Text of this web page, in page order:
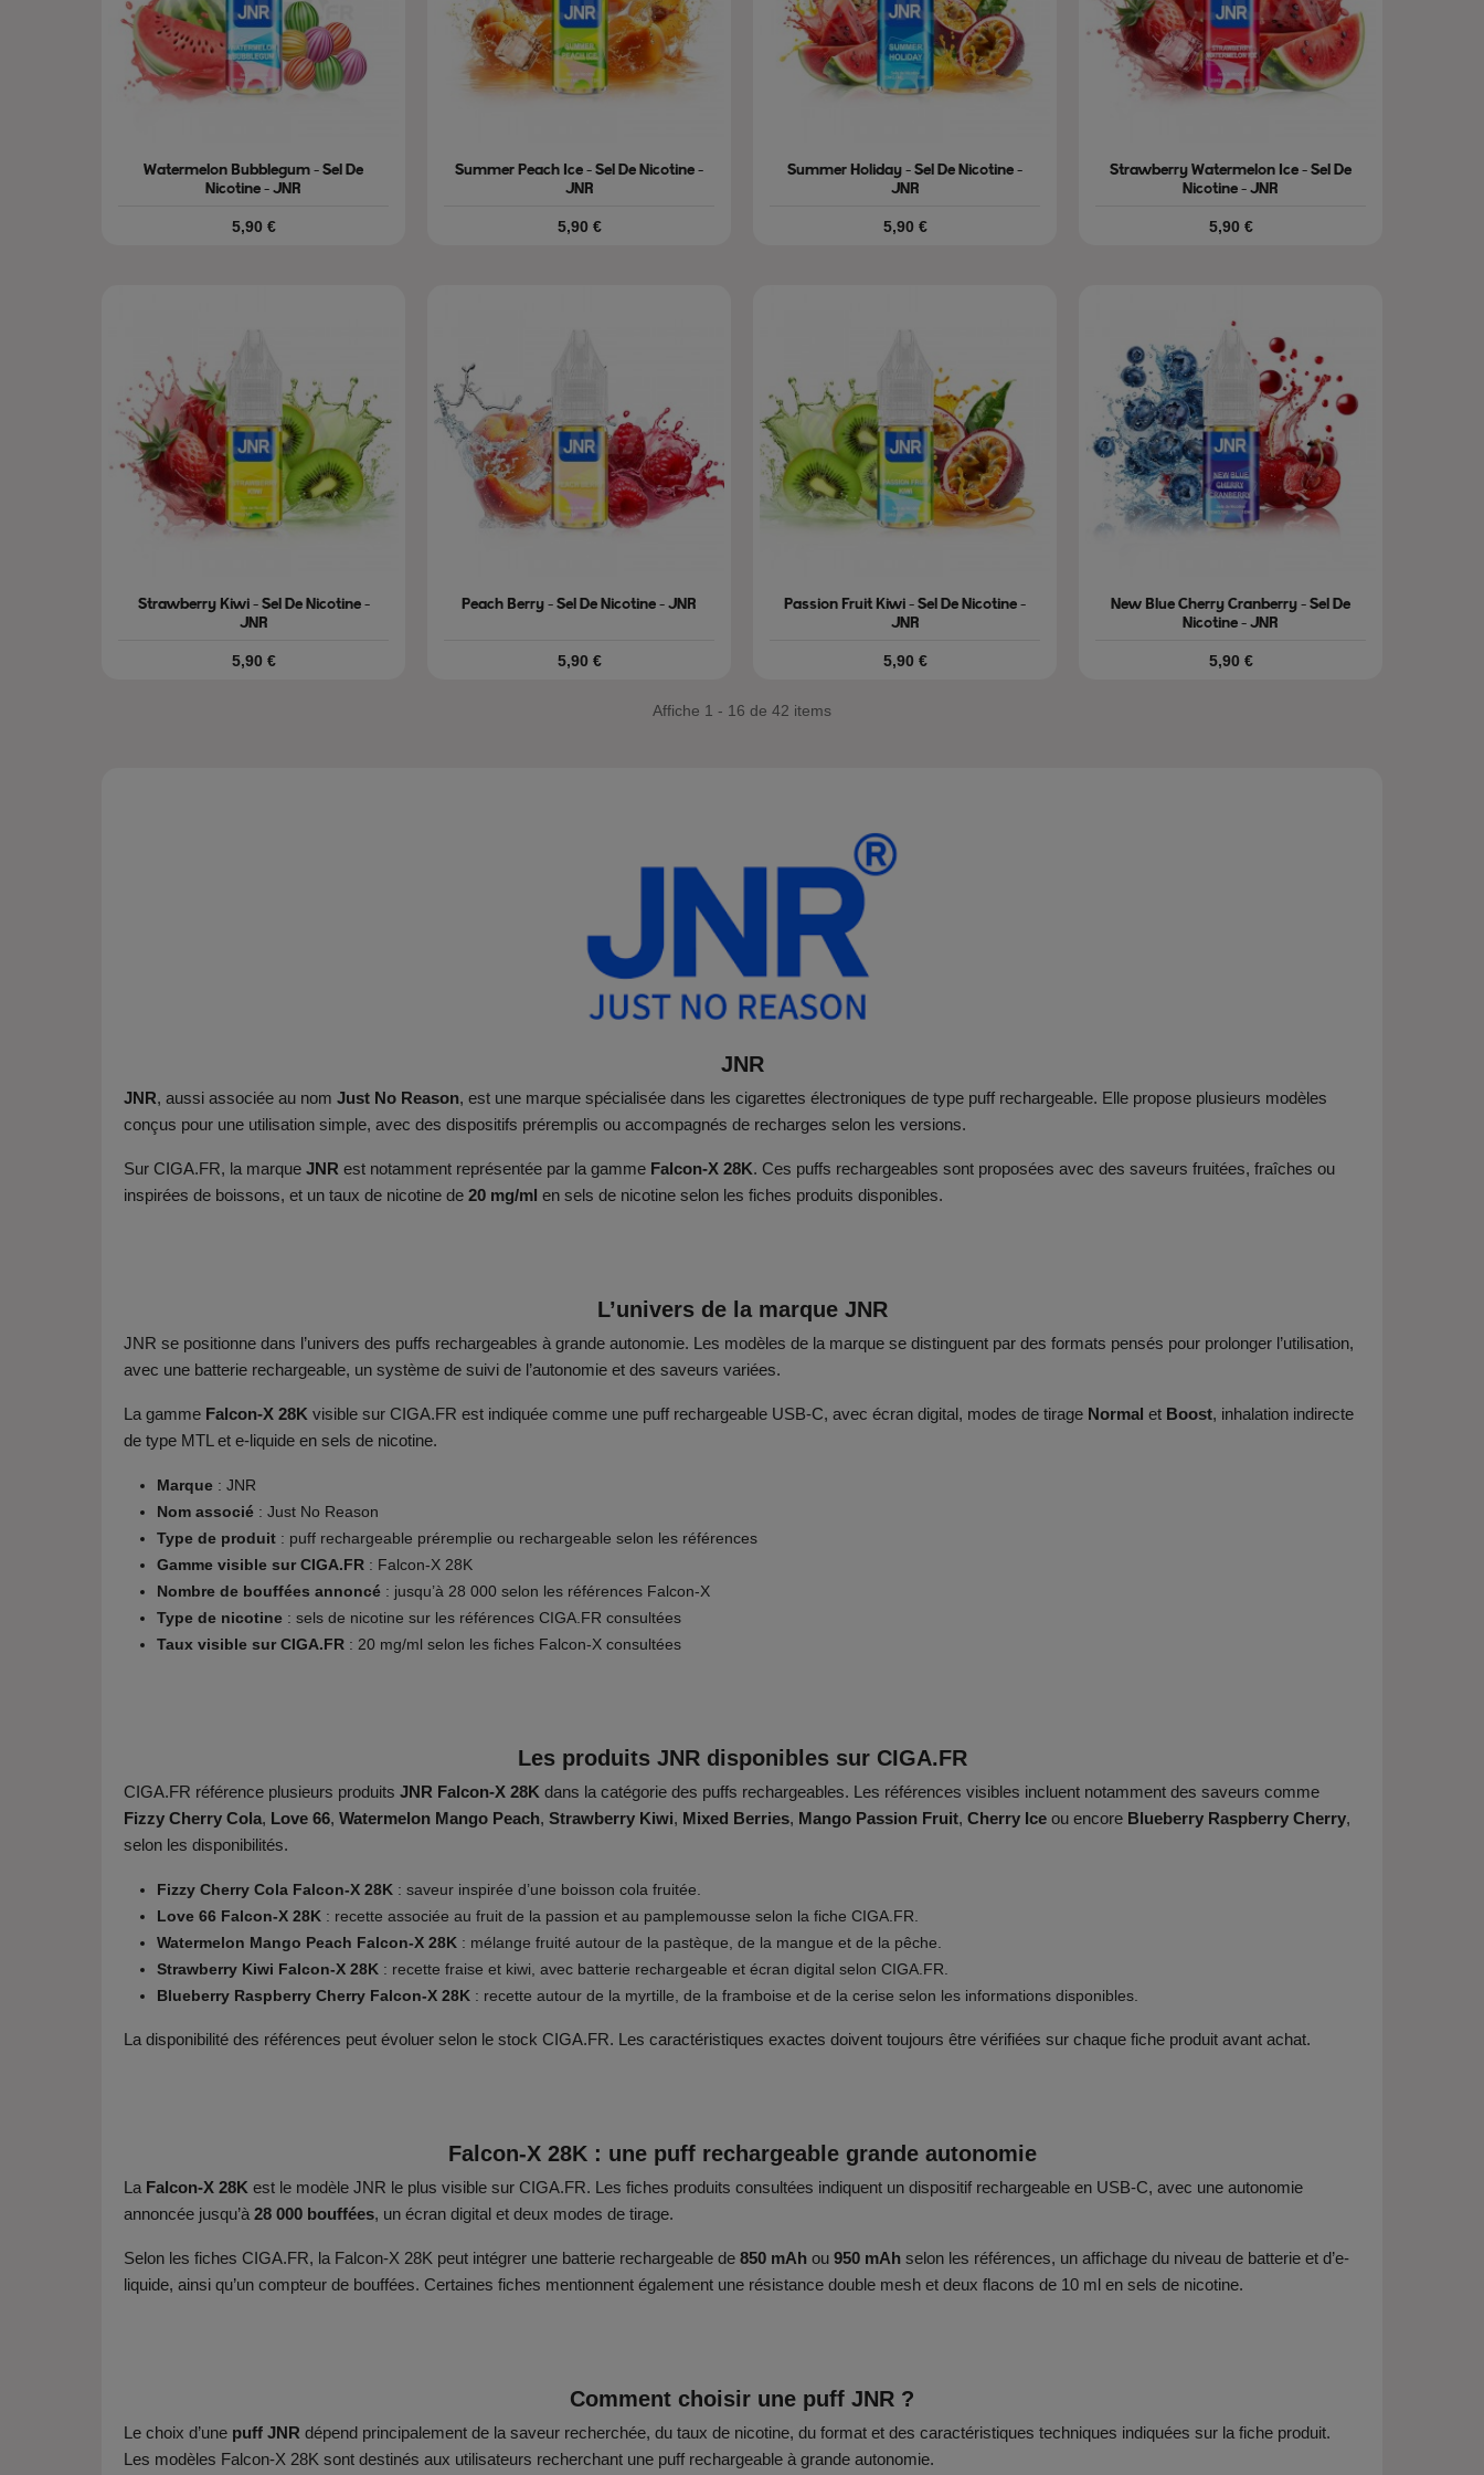
Watermelon Bubblegum - Sel De
Nicotine - JNR
Prix
5,90 €
Summer Peach Ice - Sel De Nicotine -
JNR
Prix
5,90 €
Summer Holiday - Sel De Nicotine -
JNR
Prix
5,90 €
Strawberry Watermelon Ice - Sel De
Nicotine - JNR
Prix
5,90 €
Strawberry Kiwi - Sel De Nicotine -
JNR
Prix
5,90 €
Peach Berry - Sel De Nicotine - JNR
Prix
5,90 €
Passion Fruit Kiwi - Sel De Nicotine -
JNR
Prix
5,90 €
New Blue Cherry Cranberry - Sel De
Nicotine - JNR
Prix
5,90 €
Affiche 1 - 16 de 42 items
JNR
JNR, aussi associée au nom Just No Reason, est une marque spécialisée dans les cigarettes électroniques de type puff rechargeable. Elle propose plusieurs modèles
conçus pour une utilisation simple, avec des dispositifs préremplis ou accompagnés de recharges selon les versions.
Sur CIGA.FR, la marque JNR est notamment représentée par la gamme Falcon-X 28K. Ces puffs rechargeables sont proposées avec des saveurs fruitées, fraîches ou
inspirées de boissons, et un taux de nicotine de 20 mg/ml en sels de nicotine selon les fiches produits disponibles.
L’univers de la marque JNR
JNR se positionne dans l’univers des puffs rechargeables à grande autonomie. Les modèles de la marque se distinguent par des formats pensés pour prolonger l’utilisation,
avec une batterie rechargeable, un système de suivi de l’autonomie et des saveurs variées.
La gamme Falcon-X 28K visible sur CIGA.FR est indiquée comme une puff rechargeable USB-C, avec écran digital, modes de tirage Normal et Boost, inhalation indirecte
de type MTL et e-liquide en sels de nicotine.
Marque : JNR
Nom associé : Just No Reason
Type de produit : puff rechargeable préremplie ou rechargeable selon les références
Gamme visible sur CIGA.FR : Falcon-X 28K
Nombre de bouffées annoncé : jusqu’à 28 000 selon les références Falcon-X
Type de nicotine : sels de nicotine sur les références CIGA.FR consultées
Taux visible sur CIGA.FR : 20 mg/ml selon les fiches Falcon-X consultées
Les produits JNR disponibles sur CIGA.FR
CIGA.FR référence plusieurs produits JNR Falcon-X 28K dans la catégorie des puffs rechargeables. Les références visibles incluent notamment des saveurs comme
Fizzy Cherry Cola, Love 66, Watermelon Mango Peach, Strawberry Kiwi, Mixed Berries, Mango Passion Fruit, Cherry Ice ou encore Blueberry Raspberry Cherry,
selon les disponibilités.
Fizzy Cherry Cola Falcon-X 28K : saveur inspirée d’une boisson cola fruitée.
Love 66 Falcon-X 28K : recette associée au fruit de la passion et au pamplemousse selon la fiche CIGA.FR.
Watermelon Mango Peach Falcon-X 28K : mélange fruité autour de la pastèque, de la mangue et de la pêche.
Strawberry Kiwi Falcon-X 28K : recette fraise et kiwi, avec batterie rechargeable et écran digital selon CIGA.FR.
Blueberry Raspberry Cherry Falcon-X 28K : recette autour de la myrtille, de la framboise et de la cerise selon les informations disponibles.
La disponibilité des références peut évoluer selon le stock CIGA.FR. Les caractéristiques exactes doivent toujours être vérifiées sur chaque fiche produit avant achat.
Falcon-X 28K : une puff rechargeable grande autonomie
La Falcon-X 28K est le modèle JNR le plus visible sur CIGA.FR. Les fiches produits consultées indiquent un dispositif rechargeable en USB-C, avec une autonomie
annoncée jusqu’à 28 000 bouffées, un écran digital et deux modes de tirage.
Selon les fiches CIGA.FR, la Falcon-X 28K peut intégrer une batterie rechargeable de 850 mAh ou 950 mAh selon les références, un affichage du niveau de batterie et d’e-
liquide, ainsi qu’un compteur de bouffées. Certaines fiches mentionnent également une résistance double mesh et deux flacons de 10 ml en sels de nicotine.
Comment choisir une puff JNR ?
Le choix d’une puff JNR dépend principalement de la saveur recherchée, du taux de nicotine, du format et des caractéristiques techniques indiquées sur la fiche produit.
Les modèles Falcon-X 28K sont destinés aux utilisateurs recherchant une puff rechargeable à grande autonomie.